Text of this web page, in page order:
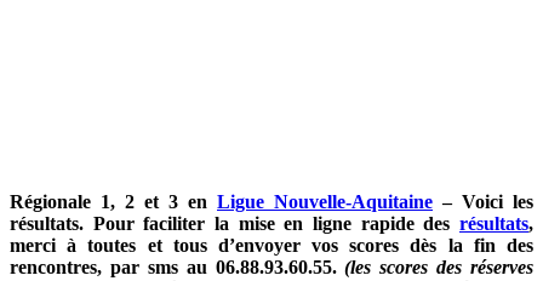
Régionale 1, 2 et 3 en Ligue Nouvelle-Aquitaine – Voici les
résultats. Pour faciliter la mise en ligne rapide desrésultats,
merci à toutes et tous d’envoyer vos scores dès la fin des
rencontres, par sms au 06.88.93.60.55.(les scores des réserves